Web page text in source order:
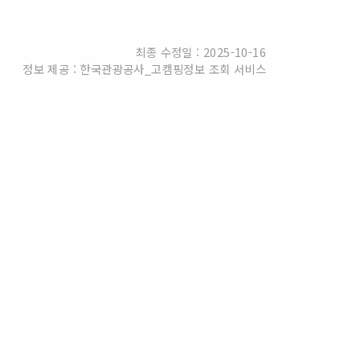
최종 수정일 : 2025-10-16
정보 제공 : 한국관광공사_고캠핑정보 조회 서비스